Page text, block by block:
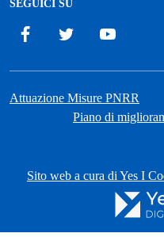
SEGUICI SU
Facebook Twitter
Attuazione Misure PNRR
Piano di
Sito web a cura di Yes I